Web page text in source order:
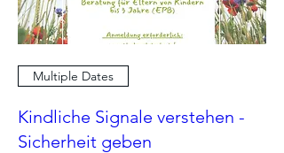
Multiple Dates
Kindliche Signale verstehen -
Sicherheit geben